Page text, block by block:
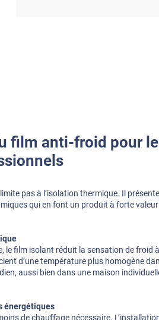
film anti-froid pour
pas à l’isolation thermique. Il
qui en font un produit à forte
le film isolant réduit la sensation de froid
d’une température plus homogène
aussi bien dans une maison
énergétiques
de chauffage nécessaire.